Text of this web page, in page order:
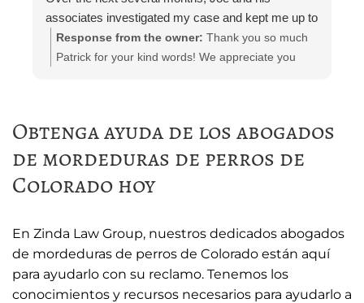
associates investigated my case and kept me up to
date.
Attorney Chelsea Cates helped me with
in the loop with phone calls, email, and telephone
calls.
at all times; I can’t thank them enough.
needing personal injury representation.
Response from the owner: Thank you so much
Patrick for your kind words! We appreciate you
Obtenga ayuda de los abogados
de mordeduras de perros de
Colorado hoy
En Zinda Law Group, nuestros dedicados abogados
de mordeduras de perros de Colorado están aquí
para ayudarlo con su reclamo. Tenemos los
conocimientos y recursos necesarios para ayudarlo a